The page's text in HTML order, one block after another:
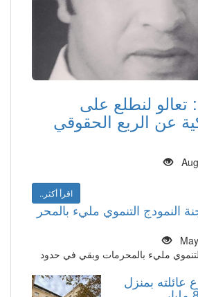
لنطلع على
عن الربع الحقوقي
اقرأ أكثر..
النمودج التنموي مليء بالمحر
مليء بالمحرمات وبقي في حدود
بمنزل